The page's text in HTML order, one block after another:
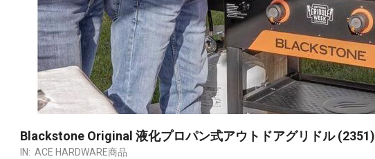
Blackstone Original 液化プロパン式アウトドアグリドル (2351)
IN: ACE HARDWARE商品